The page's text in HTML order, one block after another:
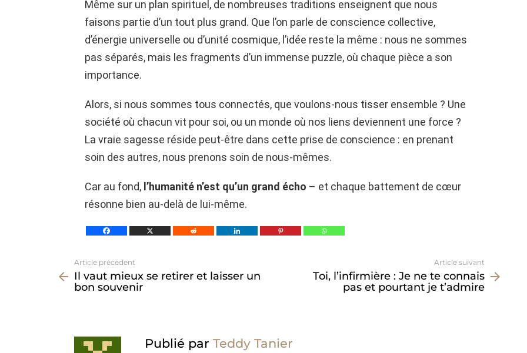
Même sur un plan spirituel, de nombreuses traditions enseignent que nous
faisons partie d’un tout plus grand. Que l’on parle de conscience collective,
d’énergie universelle ou d’unité cosmique, l’idée reste la même : nous ne sommes
pas séparés, mais les fragments d’un immense puzzle, où chaque pièce a son
importance.
Alors, si nous sommes tous connectés, que voulons-nous tisser ensemble ? Une
société où chacun vit pour soi, ou un monde où nos liens deviennent une force ?
La vraie sagesse réside peut-être dans cette prise de conscience : en prenant
soin des autres, nous prenons soin de nous-mêmes.
Car au fond, l’humanité n’est qu’un grand écho – et chaque battement de cœur
résonne bien au-delà de lui-même.
plus
Article précédent
Il vaut mieux se retirer et laisser un
bon souvenir
Article suivant
Toi, l’infirmière : Je ne te connais
pas et pourtant je t’admire
Publié par Teddy Tanier